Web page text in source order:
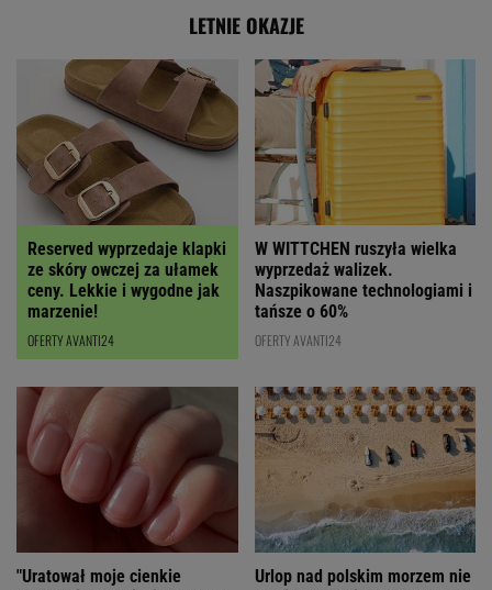
LETNIE OKAZJE
Reserved wyprzedaje klapki
ze skóry owczej za ułamek
ceny. Lekkie i wygodne jak
marzenie!
OFERTY AVANTI24
W WITTCHEN ruszyła wielka
wyprzedaż walizek.
Naszpikowane technologiami i
tańsze o 60%
OFERTY AVANTI24
"Uratował moje cienkie
Urlop nad polskim morzem nie